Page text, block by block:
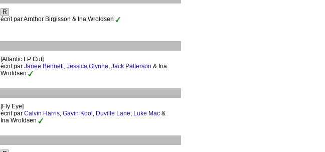
R
écrit par Arnthor Birgisson & Ina Wroldsen
[Atlantic LP Cut]
écrit par Janee Bennett, Jessica Glynne, Jack Patterson & Ina
Wroldsen
[Fly Eye]
écrit par Calvin Harris, Gavin Kool , Duville Lane, Luke Mac &
Ina Wroldsen